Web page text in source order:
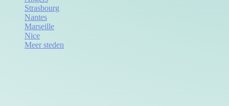
Strasbourg
Nantes
Marseille
Nice
Meer steden